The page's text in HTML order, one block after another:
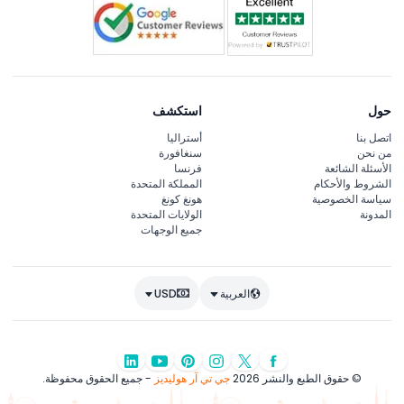
حول
اتصل بنا
من نحن
الأسئلة الشائعة
الشروط والأحكام
سياسة الخصوصية
المدونة
استكشف
أستراليا
سنغافورة
فرنسا
المملكة المتحدة
هونغ كونغ
الولايات المتحدة
جميع الوجهات
العربية USD
© حقوق الطبع والنشر 2026 جي تي آر هوليديز - جميع الحقوق محفوظة.